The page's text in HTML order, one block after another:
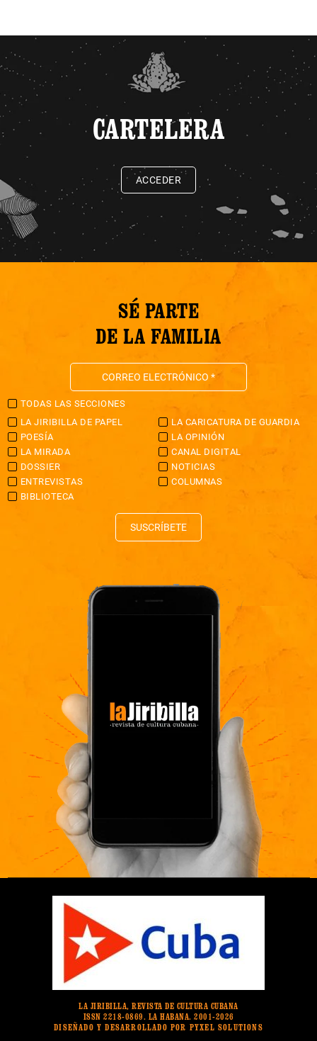
CARTELERA
ACCEDER
SÉ PARTE
DE LA FAMILIA
TODAS LAS SECCIONES
LA JIRIBILLA DE PAPEL
LA CARICATURA DE GUARDIA
POESÍA
LA OPINIÓN
LA MIRADA
CANAL DIGITAL
DOSSIER
NOTICIAS
ENTREVISTAS
COLUMNAS
BIBLIOTECA
SUSCRÍBETE
LA JIRIBILLA, REVISTA DE CULTURA CUBANA
ISSN 2218-0869. LA HABANA. 2001-2026
DISEÑADO Y DESARROLLADO POR PYXEL SOLUTIONS